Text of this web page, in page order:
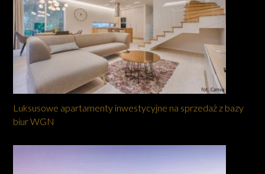
Luksusowe apartamenty inwestycyjne na sprzedaż z bazy
biur WGN